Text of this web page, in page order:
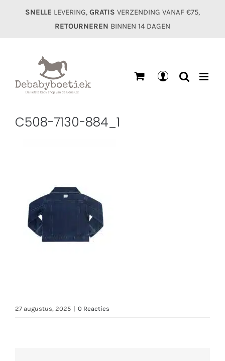
SNELLE LEVERING, GRATIS VERZENDING VANAF €75,
RETOURNEREN BINNEN 14 DAGEN
C508-7130-884_1
27 augustus, 2025 | 0 Reacties